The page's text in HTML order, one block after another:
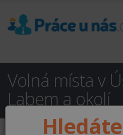
Volná místa v
Labem a okolí